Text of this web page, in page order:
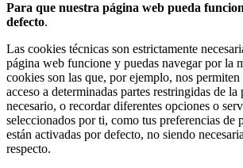
Para que nuestra página web pueda
defecto.
Las cookies técnicas son estrictamente
página web funcione y puedas navegar por la
cookies son las que, por ejemplo, nos
acceso a determinadas partes restringidas de la
necesario, o recordar diferentes opciones o
seleccionados por ti, como tus preferencias de
están activadas por defecto, no siendo
respecto.